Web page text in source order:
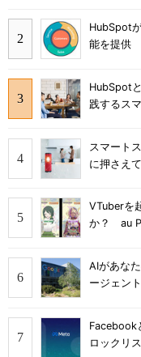
HubSpot
能を提供
HubSpot
践するス
スマート
に押さえ
VTuberを
か？ au
AIがあな
ージェン
ロックリ